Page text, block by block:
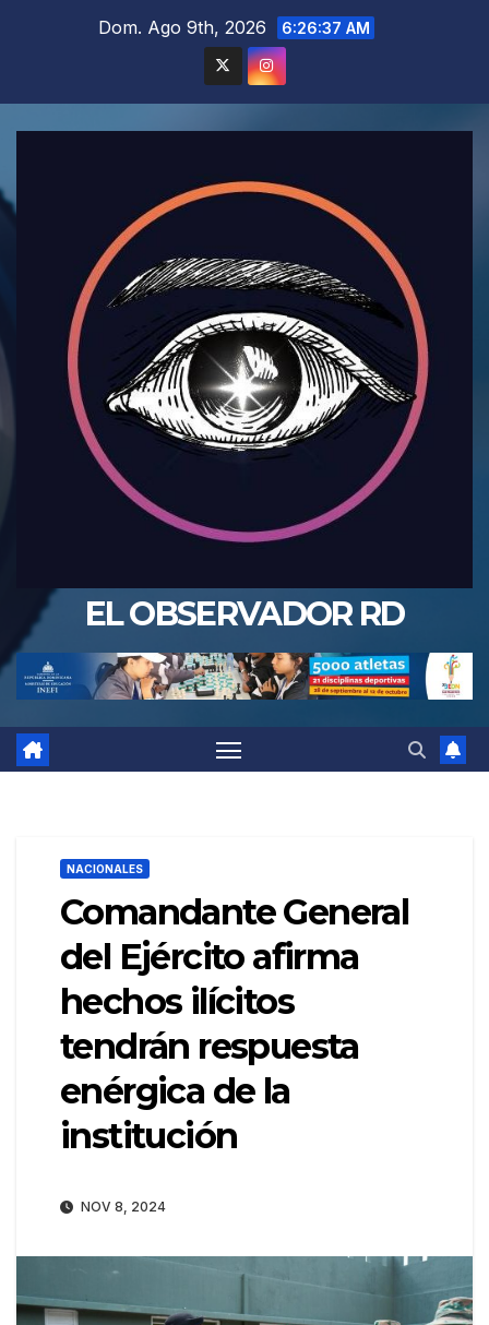
Dom. Ago 9th, 2026 6:26:39 AM
EL OBSERVADOR RD
NACIONALES
Comandante General
del Ejército afirma
hechos ilícitos
tendrán respuesta
enérgica de la
institución
NOV 8, 2024